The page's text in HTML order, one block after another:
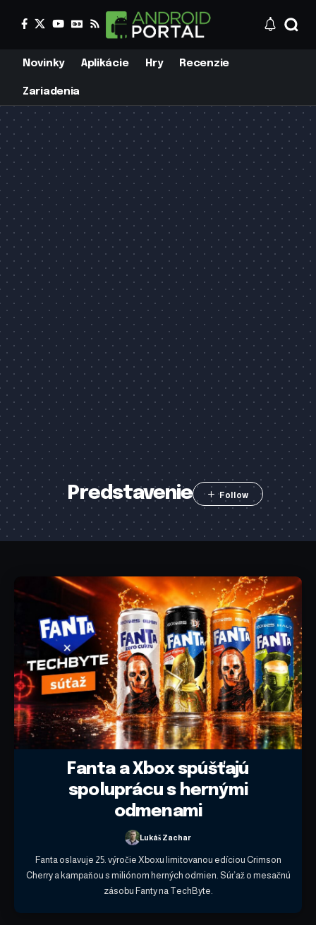
Novinky Aplikácie Hry Recenzie
Zariadenia
Predstavenie
Fanta a Xbox spúšťajú
spoluprácu s hernými
odmenami
Lukáš Zachar
Fanta oslavuje 25. výročie Xboxu limitovanou edíciou Crimson
Cherry a kampaňou s miliónom herných odmien. Súťaž o mesačnú
zásobu Fanty na TechByte.